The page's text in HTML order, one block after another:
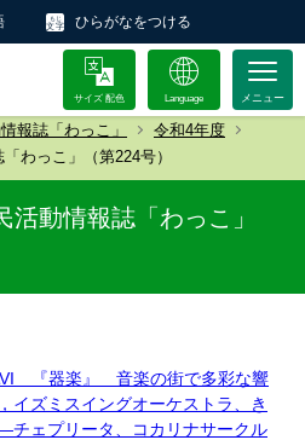
ひらがなをつける
サイズ 配色 Language
報誌「わっこ」
令和4年度
わっこ」（第224号）
動情報誌「わっこ」
『器楽』 音楽の街で多彩な響
イズミスイングオーケストラ、き
チェプリータ、コカリナサークル